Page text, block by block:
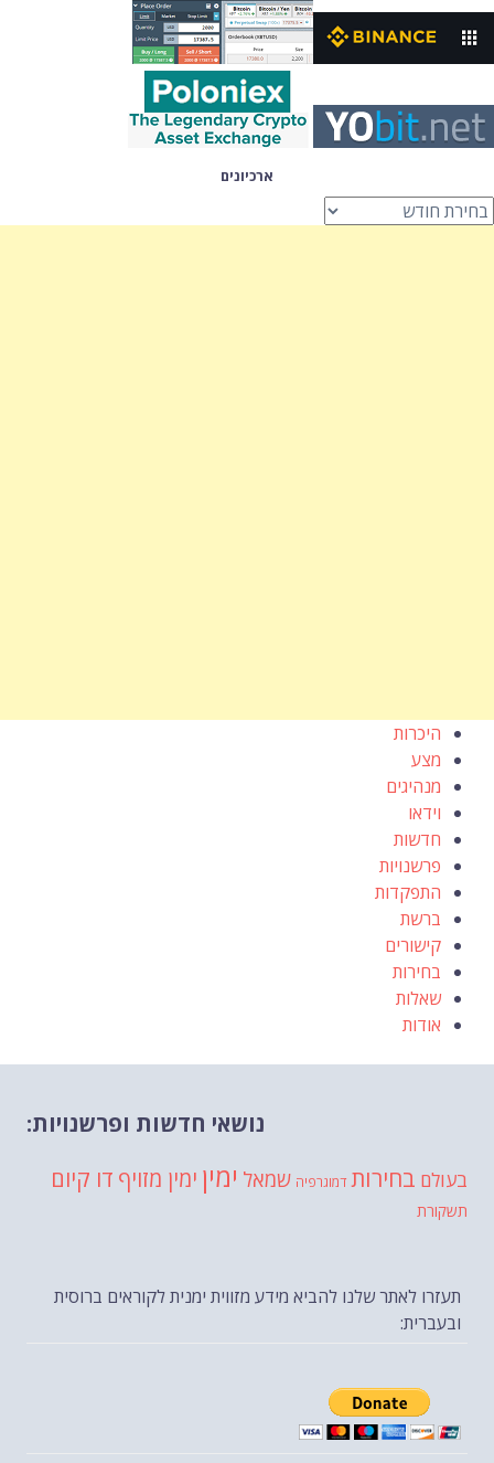
ארכיונים
ארכיונים
היכרות
מצע
מנהיגים
וידאו
חדשות
פרשנויות
התפקדות
ברשת
קישורים
בחירות
שאלות
אודות
נושאי חדשות ופרשנויות:
בעולם בחירות דמוגרפיה שמאל ימין ימין מזויף דו קיום
תשקורת
תעזרו לאתר שלנו להביא מידע מזווית ימנית לקוראים ברוסית
ובעברית: